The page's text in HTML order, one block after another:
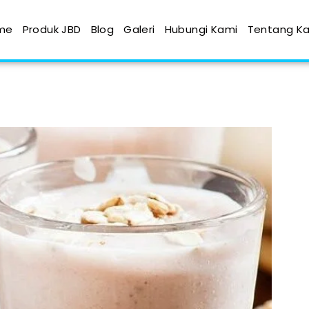
Produk JBD Blog Galeri Hubungi Kami Tentang